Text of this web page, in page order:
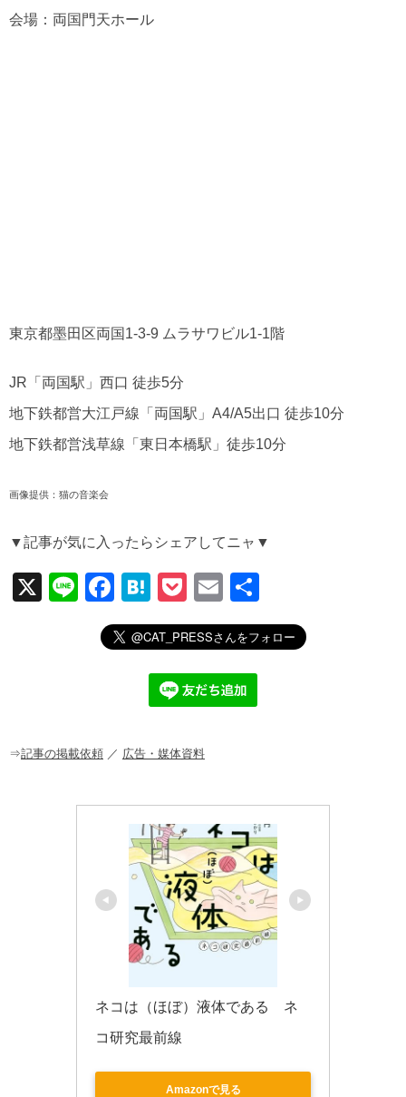
会場：両国門天ホール
東京都墨田区両国1-3-9 ムラサワビル1-1階
JR「両国駅」西口 徒歩5分
地下鉄都営大江戸線「両国駅」A4/A5出口 徒歩10分
地下鉄都営浅草線「東日本橋駅」徒歩10分
画像提供：猫の音楽会
▼記事が気に入ったらシェアしてニャ▼
X
Li
F
a
c
o
H
at
e
n
a
P
o
ck
et
E
m
ail
有
⇒記事の掲載依頼 ／ 広告・媒体資料
ネコは（ほぼ）液体である　ネ
コ研究最前線
Amazonで見る